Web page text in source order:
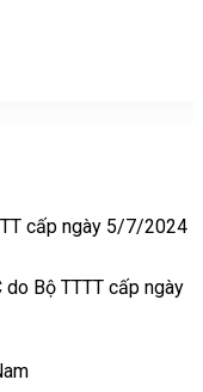
cấp ngày 5/7/2024
Bộ TTTT cấp ngày